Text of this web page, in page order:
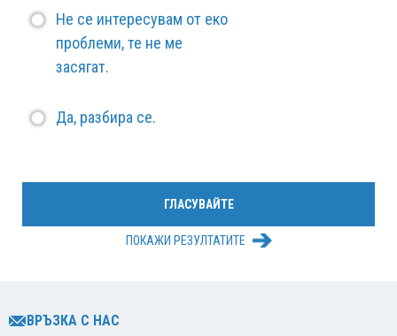
Не се интересувам от еко
проблеми, те не ме
засягат.
Да, разбира се.
ПОКАЖИ РЕЗУЛТАТИТЕ
ВРЪЗКА С НАС